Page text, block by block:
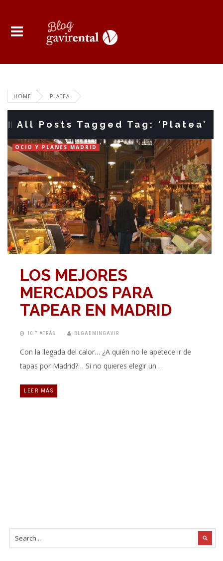
HOME PLATEA
All Posts Tagged Tag: ‘Platea’
OCIO Y PLANES MADRID
LOS MEJORES
MERCADOS PARA
TAPEAR EN MADRID
10 “” ATRÁS BLGADMINGAVIR
Con la llegada del calor… ¿A quién no le apetece ir de
tapas por Madrid?… Si no quieres elegir un …
LEER MÁS